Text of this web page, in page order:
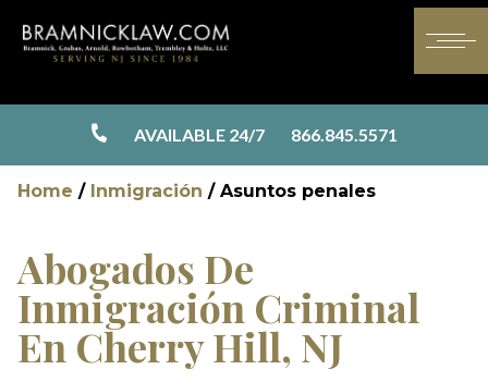
AVAILABLE 24/7 866.845.5571
Home / Inmigración / Asuntos penales
Abogados De
Inmigración Criminal
En Cherry Hill, NJ